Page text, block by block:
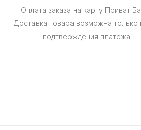
Оплата заказа на карту Приват
Доставка товара возможна только
подтверждения платежа.